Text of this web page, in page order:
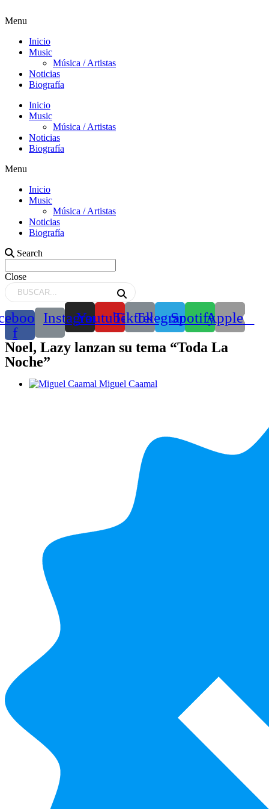
Menu
Inicio
Music
Música / Artistas
Noticias
Biografía
Inicio
Music
Música / Artistas
Noticias
Biografía
Menu
Inicio
Music
Música / Artistas
Noticias
Biografía
Search
Close
f
Instagram
YoutubeTiktokTelegramSpotifyApple
Noel, Lazy lanzan su tema “Toda La
Noche”
Miguel Caamal